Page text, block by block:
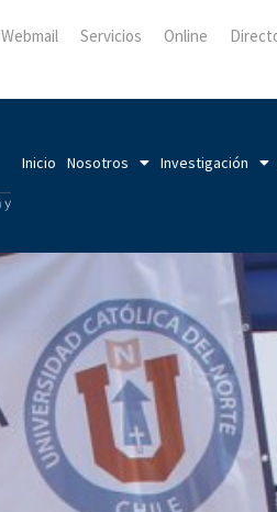
Webmail Servicios Online
Inicio Nosotros Investigación